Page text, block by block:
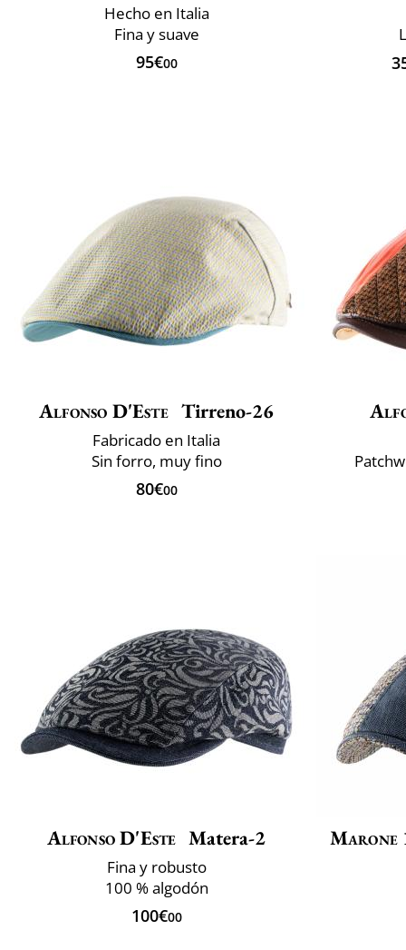
Hecho en Italia
Fina y suave
95€00
Alfonso D'Este Tirreno-26
Fabricado en Italia
Sin forro, muy fino
80€00
Alfonso D'Este Matera-2
Fina y robusto
100 % algodón
100€00
Marone